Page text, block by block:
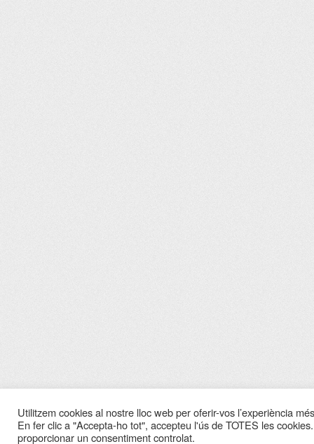
Utilitzem cookies al nostre lloc web per oferir-vos l’experiència
En fer clic a "Accepta-ho tot", accepteu l'ús de TOTES les
proporcionar un consentiment controlat.